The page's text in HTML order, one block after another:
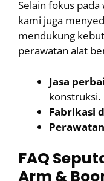
Selain fokus
kami juga
mendukung
perawatan alat
Jasa
konstruksi.
Fabrikasi
FAQ
Arm &